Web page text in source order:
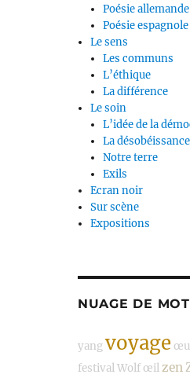
Poésie allemande
Poésie espagnole
Le sens
Les communs
L’éthique
La différence
Le soin
L’idée de la
La désobéissance
Notre terre
Exils
Ecran noir
Sur scène
Expositions
NUAGE DE
yangvoyage
festivalWolf œilzen